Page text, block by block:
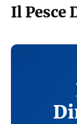
Il Pesce